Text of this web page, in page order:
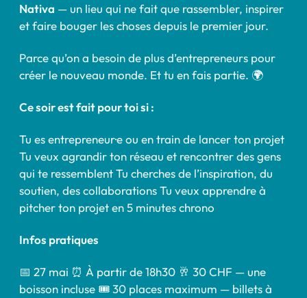
Nativa — un lieu qui ne fait que rassembler, inspirer
et faire bouger les choses depuis le premier jour.
Parce qu’on a besoin de plus d’entrepreneurs pour
créer le nouveau monde. Et tu en fais partie. 🌍
Ce soir est fait pour toi si :
Tu es entrepreneur·e ou en train de lancer ton projet
Tu veux agrandir ton réseau et rencontrer des gens
qui te ressemblent Tu cherches de l’inspiration, du
soutien, des collaborations Tu veux apprendre à
pitcher ton projet en 5 minutes chrono
Infos pratiques
📅 27 mai ⏰ À partir de 18h30 🥂 30 CHF — une
boisson incluse 🎟️ 30 places maximum — billets à